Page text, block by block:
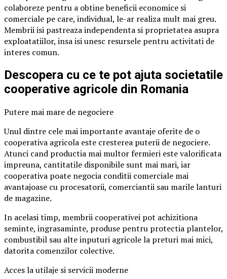
colaboreze pentru a obtine beneficii economice si
comerciale pe care, individual, le-ar realiza mult mai greu.
Membrii isi pastreaza independenta si proprietatea asupra
exploatatiilor, insa isi unesc resursele pentru activitati de
interes comun.
Descopera cu ce te pot ajuta societatile
cooperative agricole din Romania
Putere mai mare de negociere
Unul dintre cele mai importante avantaje oferite de o
cooperativa agricola este cresterea puterii de negociere.
Atunci cand productia mai multor fermieri este valorificata
impreuna, cantitatile disponibile sunt mai mari, iar
cooperativa poate negocia conditii comerciale mai
avantajoase cu procesatorii, comerciantii sau marile lanturi
de magazine.
In acelasi timp, membrii cooperativei pot achizitiona
seminte, ingrasaminte, produse pentru protectia plantelor,
combustibil sau alte inputuri agricole la preturi mai mici,
datorita comenzilor colective.
Acces la utilaje si servicii moderne